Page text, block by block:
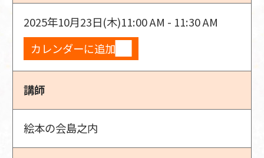
2025年10月23日(木)11:00 AM - 11:30 AM
カレンダーに追加
講師
絵本の会島之内